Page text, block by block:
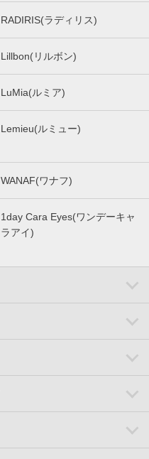
RADIRIS(ラディリス)
Lillbon(リルボン)
LuMia(ルミア)
Lemieu(ルミュー)
WANAF(ワナフ)
1day Cara Eyes(ワンデーキャ
ラアイ)